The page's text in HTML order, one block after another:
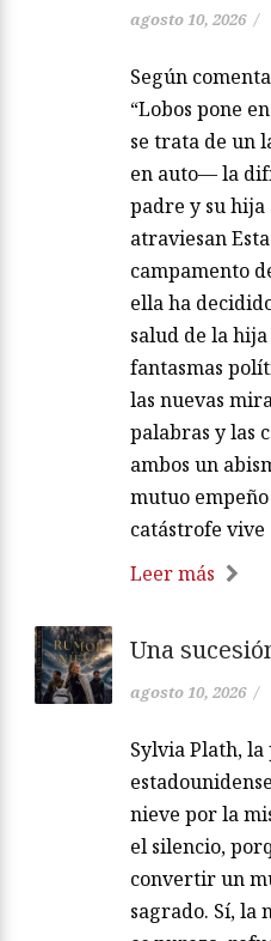
agosto 10, 2026 /
Según
“Lobos pone
se trata de un
en auto— la
padre y su
atraviesan
campamento
ella ha
salud de la
fantasmas
las nuevas
palabras y las
ambos un
mutuo
catástrofe vive
Leer más
Una
agosto 10, 2026 /
Sylvia Plath,
nieve por la
el silencio,
convertir un
sagrado. Sí, la